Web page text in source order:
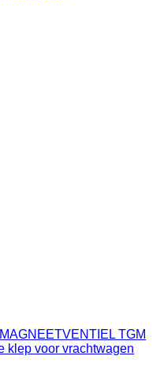
TGM
klep voor vrachtwagen